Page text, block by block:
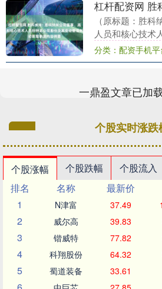
（原标题：胜
人员和核心技术
变动管理制度）
州）股份有限公
分类：配资手机平
一鼎盈文章已加
个股实时涨跌
个股涨幅 个股跌幅 个股流入
排名
名称 最新价
1
N津富 37.49
2 威尔高 39.83
3 锴威特 77.82
4 科翔股份 64.32
5 蜀道装备 33.61